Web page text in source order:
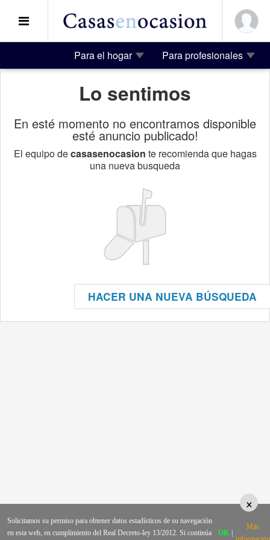
Para el hogar Para profesionales
Lo sentimos
En esté momento no encontramos disponible
esté anuncio publicado!
El equipo decasasenocasion te recomienda que hagas
una nueva busqueda
HACER UNA NUEVA BÚSQUEDA
×
Solicitamos su permiso para obtener datos estadísticos de su navegación
en esta web, en cumplimiento del Real Decreto-ley 13/2012. Si continúa
OK
Más